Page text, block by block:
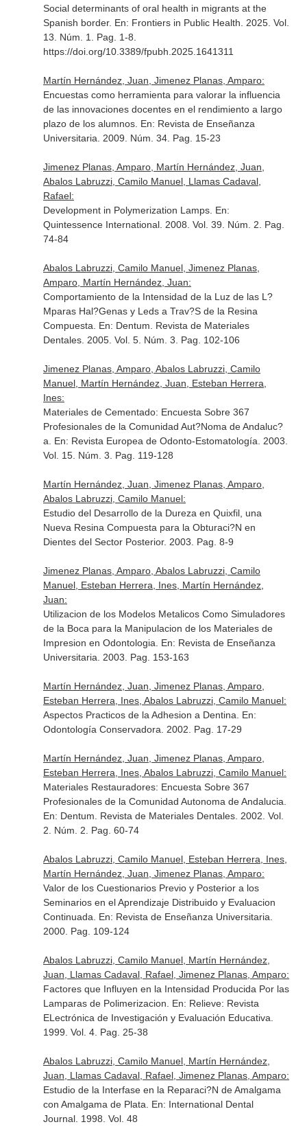
Social determinants of oral health in migrants at the
Spanish border. En: Frontiers in Public Health . 2025. Vol.
13. Núm. 1. Pag. 1-8.
https://doi.org/10.3389/fpubh.2025.1641311
Martín Hernández, Juan, Jimenez Planas, Amparo:
Encuestas como herramienta para valorar la influencia
de las innovaciones docentes en el rendimiento a largo
plazo de los alumnos. En: Revista de Enseñanza
Universitaria . 2009. Núm. 34. Pag. 15-23
Jimenez Planas, Amparo, Martín Hernández, Juan,
Abalos Labruzzi, Camilo Manuel, Llamas Cadaval,
Rafael:
Development in Polymerization Lamps. En:
Quintessence International. 2008. Vol. 39. Núm. 2. Pag.
74-84
Abalos Labruzzi, Camilo Manuel, Jimenez Planas,
Amparo, Martín Hernández, Juan:
Comportamiento de la Intensidad de la Luz de las L?
Mparas Hal?Genas y Leds a Trav?S de la Resina
Compuesta. En: Dentum. Revista de Materiales
Dentales. 2005. Vol. 5. Núm. 3. Pag. 102-106
Jimenez Planas, Amparo, Abalos Labruzzi, Camilo
Manuel, Martín Hernández, Juan, Esteban Herrera,
Ines:
Materiales de Cementado: Encuesta Sobre 367
Profesionales de la Comunidad Aut?Noma de Andaluc?
a. En: Revista Europea de Odonto-Estomatología . 2003.
Vol. 15. Núm. 3. Pag. 119-128
Martín Hernández, Juan, Jimenez Planas, Amparo,
Abalos Labruzzi, Camilo Manuel:
Estudio del Desarrollo de la Dureza en Quixfil, una
Nueva Resina Compuesta para la Obturaci?N en
Dientes del Sector Posterior. 2003. Pag. 8-9
Jimenez Planas, Amparo, Abalos Labruzzi, Camilo
Manuel, Esteban Herrera, Ines, Martín Hernández,
Juan:
Utilizacion de los Modelos Metalicos Como Simuladores
de la Boca para la Manipulacion de los Materiales de
Impresion en Odontologia. En: Revista de Enseñanza
Universitaria . 2003. Pag. 153-163
Martín Hernández, Juan, Jimenez Planas, Amparo,
Esteban Herrera, Ines, Abalos Labruzzi, Camilo Manuel:
Aspectos Practicos de la Adhesion a Dentina. En:
Odontología Conservadora . 2002. Pag. 17-29
Martín Hernández, Juan, Jimenez Planas, Amparo,
Esteban Herrera, Ines, Abalos Labruzzi, Camilo Manuel:
Materiales Restauradores: Encuesta Sobre 367
Profesionales de la Comunidad Autonoma de Andalucia.
En: Dentum. Revista de Materiales Dentales. 2002. Vol.
2. Núm. 2. Pag. 60-74
Abalos Labruzzi, Camilo Manuel, Esteban Herrera, Ines,
Martín Hernández, Juan, Jimenez Planas, Amparo:
Valor de los Cuestionarios Previo y Posterior a los
Seminarios en el Aprendizaje Distribuido y Evaluacion
Continuada. En: Revista de Enseñanza Universitaria
2000. Pag. 109-124
Abalos Labruzzi, Camilo Manuel, Martín Hernández,
Juan, Llamas Cadaval, Rafael, Jimenez Planas, Amparo:
Factores que Influyen en la Intensidad Producida Por las
Lamparas de Polimerizacion. En: Relieve: Revista
ELectrónica de Investigación y Evaluación Educativa
1999. Vol. 4. Pag. 25-38
Abalos Labruzzi, Camilo Manuel, Martín Hernández,
Juan, Llamas Cadaval, Rafael, Jimenez Planas, Amparo:
Estudio de la Interfase en la Reparaci?N de Amalgama
con Amalgama de Plata. En: International Dental
Journal. 1998. Vol. 48